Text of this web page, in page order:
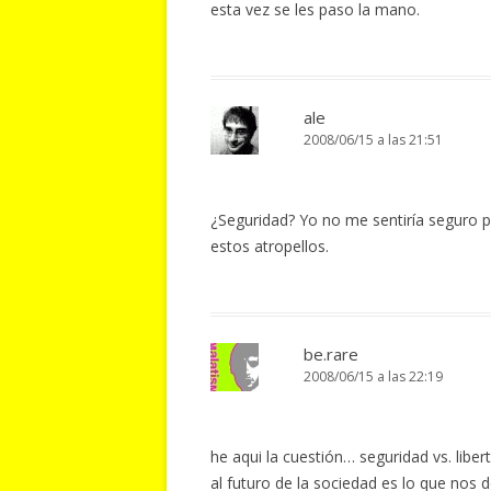
esta vez se les paso la mano.
ale
2008/06/15 a las 21:51
¿Seguridad? Yo no me sentiría
estos atropellos.
be.rare
2008/06/15 a las 22:19
he aqui la cuestión… seguridad vs.
al futuro de la sociedad es lo que nos